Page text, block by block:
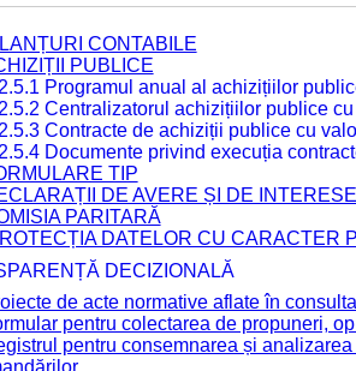
CONTABILE
PUBLICE
2.5.1 Programul anual al achizițiilor
2.5.2 Centralizatorul achizițiilor publice
2.5.3 Contracte de achiziții publice cu
2.5.4 Documente privind execuția
TIP
DE AVERE ȘI DE INTERESE
PARITARĂ
DATELOR CU CARACTER
DECIZIONALĂ
de acte normative aflate în
pentru colectarea de propuneri,
pentru consemnarea și